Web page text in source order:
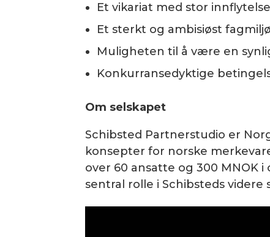
Et vikariat med stor
Et sterkt og ambisiøst
Muligheten til å være en
Konkurransedyktige
Om selskapet
Schibsted Partnerstudio er
konsepter for norske
over 60 ansatte og 300 MNOK
sentral rolle i Schibsteds